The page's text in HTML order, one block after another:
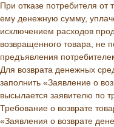
При отказе потребителя от
ему денежную сумму,
исключением расходов
возвращенного товара, не
предъявления
Для возврата денежных
заполнить «Заявление о
высылается заявителю по
Требование о возврате
«Заявления о возврате